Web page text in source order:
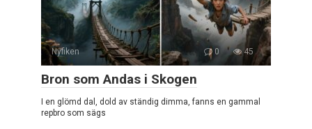
Nyfiken 0 45
Bron som Andas i Skogen
I en glömd dal, dold av ständig dimma, fanns en gammal
repbro som sägs